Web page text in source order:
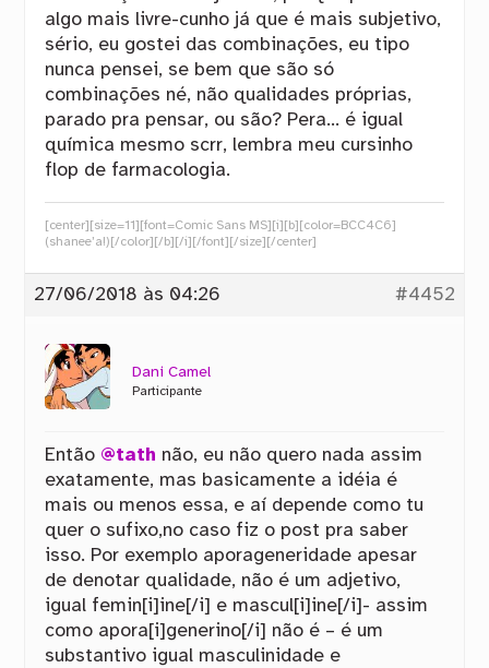
algo mais livre-cunho já que é mais subjetivo,
sério, eu gostei das combinações, eu tipo
nunca pensei, se bem que são só
combinações né, não qualidades próprias,
parado pra pensar, ou são? Pera… é igual
química mesmo scrr, lembra meu cursinho
flop de farmacologia.
[center][size=11][font=Comic Sans MS][i][b][color=BCC4C6]
(shanee’a!)[/color][/b][/i][/font][/size][/center]
27/06/2018 às 04:26 #4452
Dani Camel
Participante
Então @tath não, eu não quero nada assim
exatamente, mas basicamente a idéia é
mais ou menos essa, e aí depende como tu
quer o sufixo,no caso fiz o post pra saber
isso. Por exemplo aporageneridade apesar
de denotar qualidade, não é um adjetivo,
igual femin[i]ine[/i] e mascul[i]ine[/i]- assim
como apora[i]generino[/i] não é – é um
substantivo igual masculinidade e